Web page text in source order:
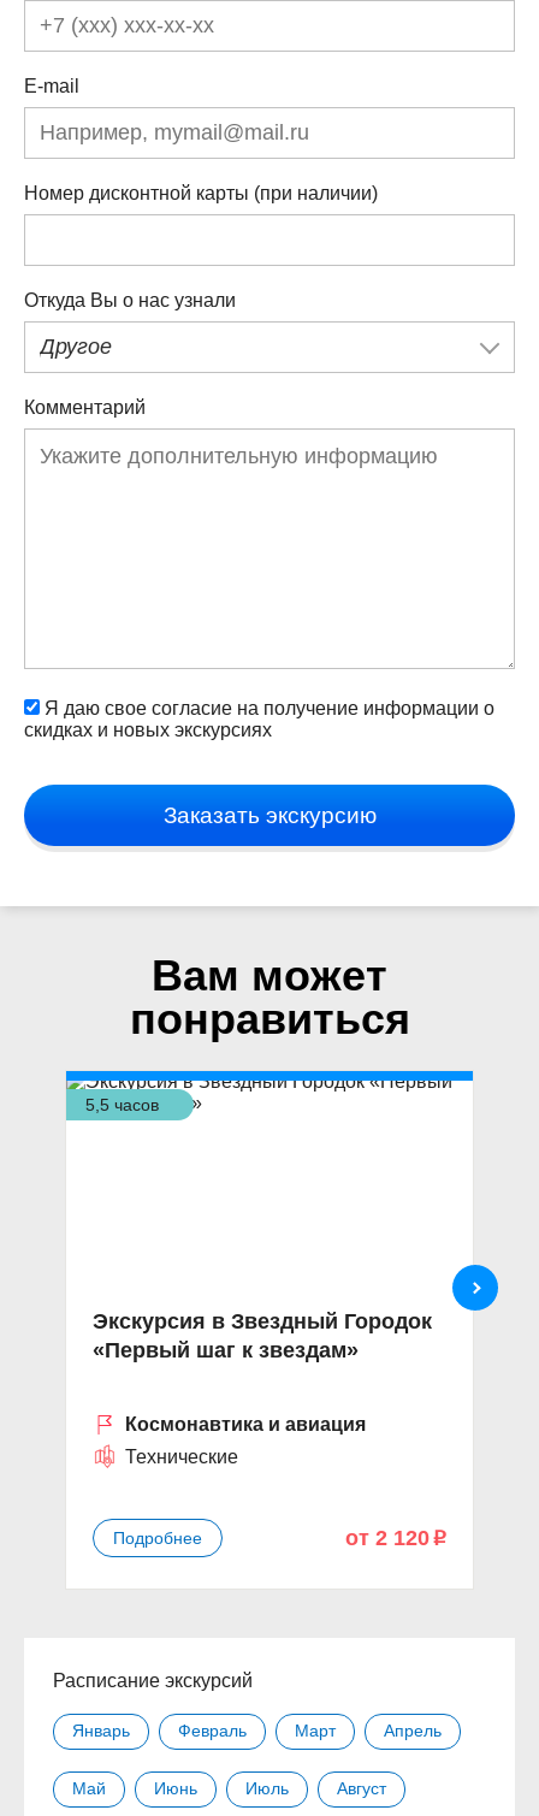
E-mail
Номер дисконтной карты (при наличии)
Откуда Вы о нас узнали
Другое
Комментарий
Я даю свое согласие на получение информации о
скидках и новых экскурсиях
Заказать экскурсию
Вам может
понравиться
5,5 часов
Экскурсия в Звездный Городок
«Первый шаг к звездам»
Космонавтика и авиация
Технические
Подробнее от 2 120 p
Расписание экскурсий
Январь Февраль Март Апрель
Май Июнь Июль Август